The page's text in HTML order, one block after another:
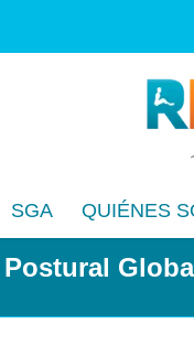
SGA QUIÉNES